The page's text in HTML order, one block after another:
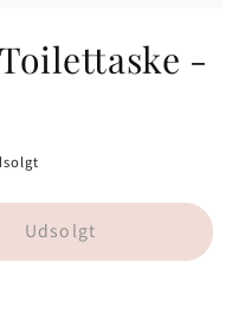
-
Udsolgt